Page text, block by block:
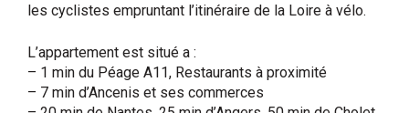
les cyclistes empruntant l’itinéraire de la Loire à vélo.
L’appartement est situé a :
– 1 min du Péage A11, Restaurants à proximité
– 7 min d’Ancenis et ses commerces